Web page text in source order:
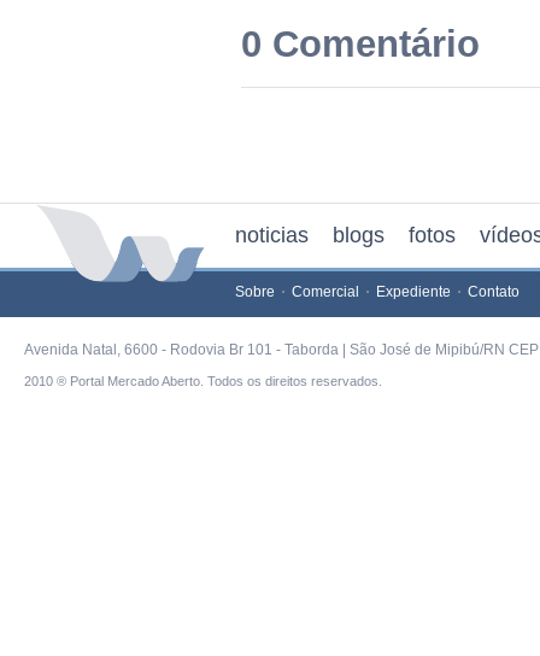
0 Comentário
noticias blogs fotos
Sobre Comercial Expediente Contato
Avenida Natal, 6600 - Rodovia Br 101 - Taborda | São José de Mipibú/RN
2010 ® Portal Mercado Aberto. Todos os direitos reservados.